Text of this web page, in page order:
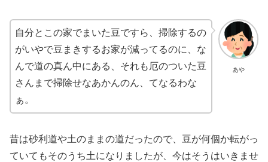
あや
自分とこの家でまいた豆ですら、掃除するの
がいやで豆まきするお家が減ってるのに、な
んで道の真ん中にある、それも厄のついた豆
さんまで掃除せなあかんのん、てなるわな
ぁ。
昔は砂利道や土のままの道だったので、豆が何個か転がっ
ていてもそのうち土になりましたが、今はそうはいきませ